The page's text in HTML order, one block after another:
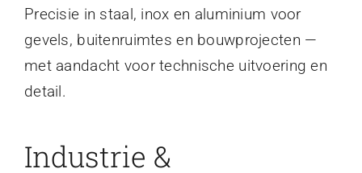
Precisie in staal, inox en aluminium voor
gevels, buitenruimtes en bouwprojecten —
met aandacht voor technische uitvoering en
detail.
Industrie &